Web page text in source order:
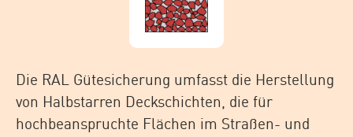
Die RAL Gütesicherung umfasst die Herstellung
von Halbstarren Deckschichten, die für
hochbeanspruchte Flächen im Straßen- und